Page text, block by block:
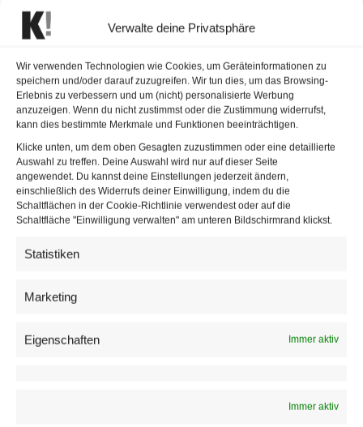
Verwalte deine Privatsphäre
Wir verwenden Technologien wie Cookies, um Geräteinformationen zu
speichern und/oder darauf zuzugreifen. Wir tun dies, um das Browsing-
Erlebnis zu verbessern und um (nicht) personalisierte Werbung
anzuzeigen. Wenn du nicht zustimmst oder die Zustimmung widerrufst,
kann dies bestimmte Merkmale und Funktionen beeinträchtigen.
Klicke unten, um dem oben Gesagten zuzustimmen oder eine detaillierte
Auswahl zu treffen. Deine Auswahl wird nur auf dieser Seite
angewendet. Du kannst deine Einstellungen jederzeit ändern,
einschließlich des Widerrufs deiner Einwilligung, indem du die
Schaltflächen in der Cookie-Richtlinie verwendest oder auf die
Schaltfläche "Einwilligung verwalten" am unteren Bildschirmrand klickst.
Statistiken
Marketing
Eigenschaften Immer aktiv
Immer aktiv
Klippenspringer-Festivals.
Tourismus
KI, neue Zielgruppen und internationale Märkte prägen die